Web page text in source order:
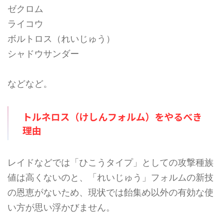
ゼクロム
ライコウ
ボルトロス（れいじゅう）
シャドウサンダー
などなど。
トルネロス（けしんフォルム）をやるべき
理由
レイドなどでは「ひこうタイプ」としての攻撃種族
値は高くないのと、「れいじゅう」フォルムの新技
の恩恵がないため、現状では飴集め以外の有効な使
い方が思い浮かびません。